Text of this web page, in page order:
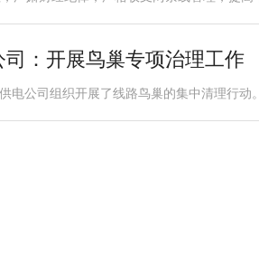
：开展鸟巢专项治理工作
电公司组织开展了线路鸟巢的集中清理行动。